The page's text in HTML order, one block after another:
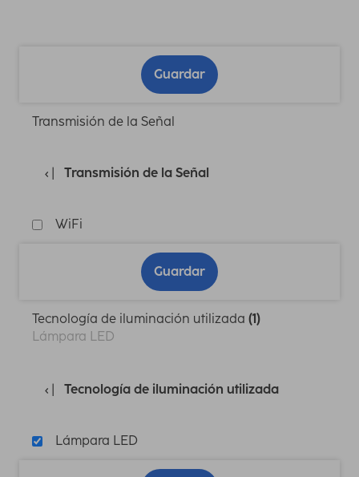
Guardar
Transmisión de la Señal
Transmisión de la Señal
WiFi
Guardar
Tecnología de iluminación utilizada (1)
Lámpara LED
Tecnología de iluminación utilizada
Lámpara LED